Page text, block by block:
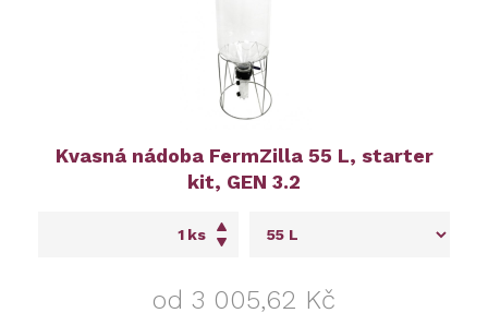
Kvasná nádoba FermZilla 55 L, starter
kit, GEN 3.2
ks
od 3 005,62 Kč